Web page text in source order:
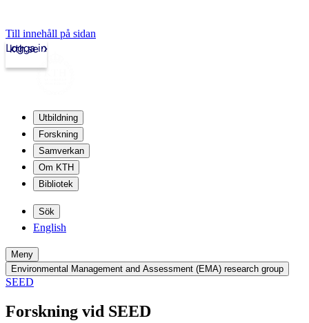
Till innehåll på sidan
kth.se
Logga in
Utbildning
Forskning
Samverkan
Om KTH
Bibliotek
Sök
English
Meny
Environmental Management and Assessment (EMA) research group
SEED
Forskning vid SEED